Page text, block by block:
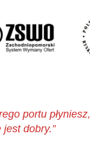
portu płyniesz,
dobry.”